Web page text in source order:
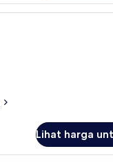
Suite Junior |
Lihat harga